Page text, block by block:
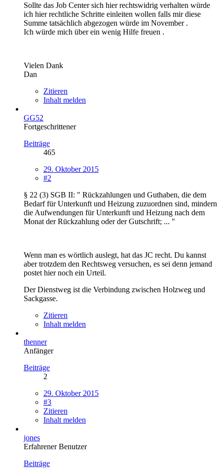
Sollte das Job Center sich hier rechtswidrig verhalten würde
ich hier rechtliche Schritte einleiten wollen falls mir diese
Summe tatsächlich abgezogen würde im November .
Ich würde mich über ein wenig Hilfe freuen .
Vielen Dank
Dan
Zitieren
Inhalt melden
GG52
Fortgeschrittener
Beiträge
465
29. Oktober 2015
#2
§ 22 (3) SGB II: " Rückzahlungen und Guthaben, die dem
Bedarf für Unterkunft und Heizung zuzuordnen sind, mindern
die Aufwendungen für Unterkunft und Heizung nach dem
Monat der Rückzahlung oder der Gutschrift; ... "
Wenn man es wörtlich auslegt, hat das JC recht. Du kannst
aber trotzdem den Rechtsweg versuchen, es sei denn jemand
postet hier noch ein Urteil.
Der Dienstweg ist die Verbindung zwischen Holzweg und
Sackgasse.
Zitieren
Inhalt melden
thenner
Anfänger
Beiträge
2
29. Oktober 2015
#3
Zitieren
Inhalt melden
jones
Erfahrener Benutzer
Beiträge